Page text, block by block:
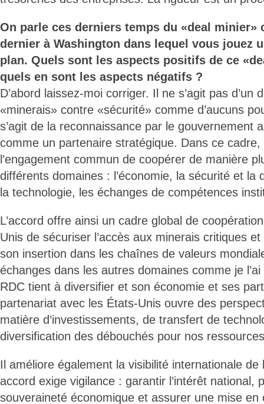
On parle ces derniers temps du «deal minier»
dernier à Washington dans lequel vous jouez
plan. Quels sont les aspects positifs de ce
quels en sont les aspects négatifs ?
D’abord laissez-moi corriger. Il ne s’agit pas d’un
«minerais» contre «sécurité» comme d’aucuns
s’agit de la reconnaissance par le gouvernement
comme un partenaire stratégique. Dans ce
l’engagement commun de coopérer de manière
différents domaines : l’économie, la sécurité et la
la technologie, les échanges de compétences
L’accord offre ainsi un cadre global de
Unis de sécuriser l’accès aux minerais critiques et
son insertion dans les chaînes de valeurs
échanges dans les autres domaines comme je
RDC tient à diversifier et son économie et ses
partenariat avec les États-Unis ouvre des
matière d’investissements, de transfert de
diversification des débouchés pour nos
Il améliore également la visibilité internationale
accord exige vigilance : garantir l’intérêt national,
souveraineté économique et assurer une mise